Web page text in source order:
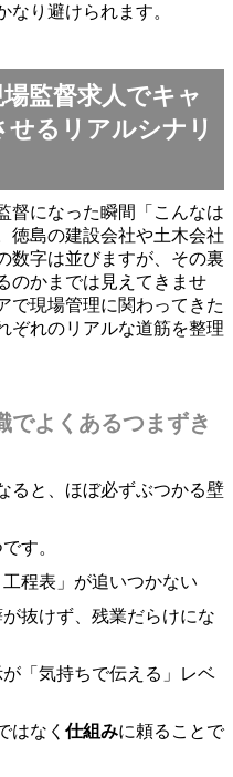
り避けられます。
監督求人でキャ
せるリアルシナリ
督になった瞬間「こんなは
徳島の建設会社や土木会社
数字は並びますが、その裏
のかまでは見えてきませ
で現場管理に関わってきた
ぞれのリアルな道筋を整理
でよくあるつまずき
ると、ほぼ必ずぶつかる壁
す。
程表」が追いつかない
抜けず、残業だらけにな
「気持ちで伝える」レベ
はなく 仕組みに頼ることで